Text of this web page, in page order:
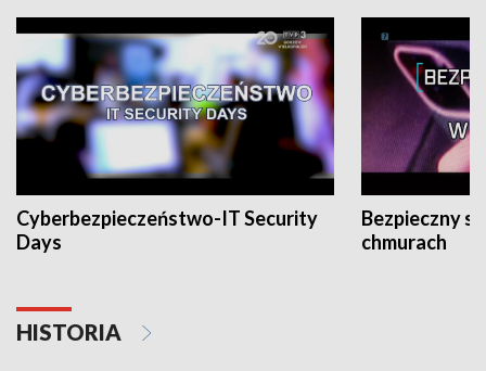
Cyberbezpieczeństwo-IT Security
Days
Bezpieczny
chmurach
HISTORIA